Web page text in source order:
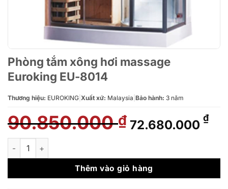
Phòng tắm xông hơi massage
Euroking EU-8014
Thương hiệu: EUROKING Xuất xứ: Malaysia Bảo hành: 3 năm
90.850.000₫ Giá
gốc
90.850.000 ₫.
72.680.000 ₫Giá
là:
Phòng tắm xông hơi massage Euroking EU-8014 số lượng
Thêm vào giỏ hàng